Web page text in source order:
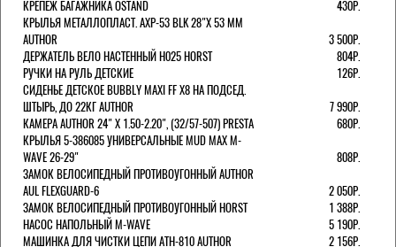
КРЕПЕЖ БАГАЖНИКА OSTAND
430Р.
КРЫЛЬЯ МЕТАЛЛОПЛАСТ. AXP-53 BLK 28"Х 53 ММ
AUTHOR
3 500Р.
ДЕРЖАТЕЛЬ ВЕЛО НАСТЕННЫЙ H025 HORST
804Р.
РУЧКИ НА РУЛЬ ДЕТСКИЕ
126Р.
СИДЕНЬЕ ДЕТСКОЕ BUBBLY MAXI FF X8 НА ПОДСЕД.
ШТЫРЬ, ДО 22КГ AUTHOR
7 990Р.
КАМЕРА AUTHOR 24" Х 1.50-2.20", (32/57-507) PRESTA
680Р.
КРЫЛЬЯ 5-386085 УНИВЕРСАЛЬНЫЕ MUD MAX M-
WAVE 26-29"
808Р.
ЗАМОК ВЕЛОСИПЕДНЫЙ ПРОТИВОУГОННЫЙ AUTHOR
AUL FLEXGUARD-6
2 050Р.
ЗАМОК ВЕЛОСИПЕДНЫЙ ПРОТИВОУГОННЫЙ HORST
1 388Р.
НАСОС НАПОЛЬНЫЙ M-WAVE
5 190Р.
МАШИНКА ДЛЯ ЧИСТКИ ЦЕПИ ATH-810 AUTHOR
2 156Р.